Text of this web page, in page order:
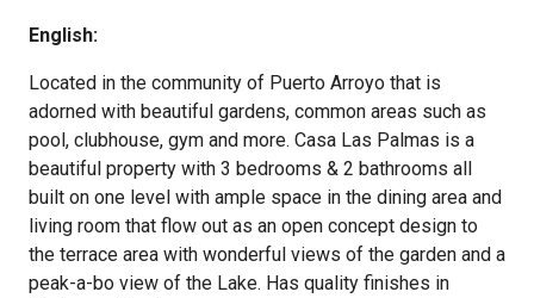
English:
Located in the community of Puerto Arroyo that is
adorned with beautiful gardens, common areas such as
pool, clubhouse, gym and more. Casa Las Palmas is a
beautiful property with 3 bedrooms & 2 bathrooms all
built on one level with ample space in the dining area and
living room that flow out as an open concept design to
the terrace area with wonderful views of the garden and a
peak-a-bo view of the Lake. Has quality finishes in